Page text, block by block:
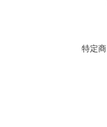
特定